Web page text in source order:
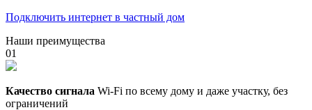
Подключить интернет в частный дом
Наши преимущества
01
Качество сигнала Wi-Fi по всему дому и даже участку, без
ограничений